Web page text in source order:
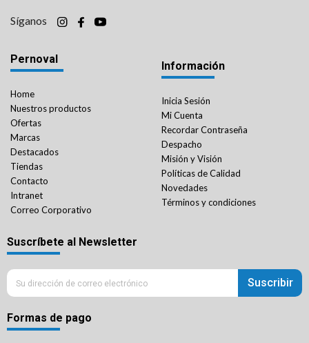
Síganos
Pernoval
Home
Nuestros productos
Ofertas
Marcas
Destacados
Tiendas
Contacto
Intranet
Correo Corporativo
Información
Inicia Sesión
Mi Cuenta
Recordar Contraseña
Despacho
Misión y Visión
Políticas de Calidad
Novedades
Términos y condiciones
Suscríbete al Newsletter
Suscribir
Formas de pago